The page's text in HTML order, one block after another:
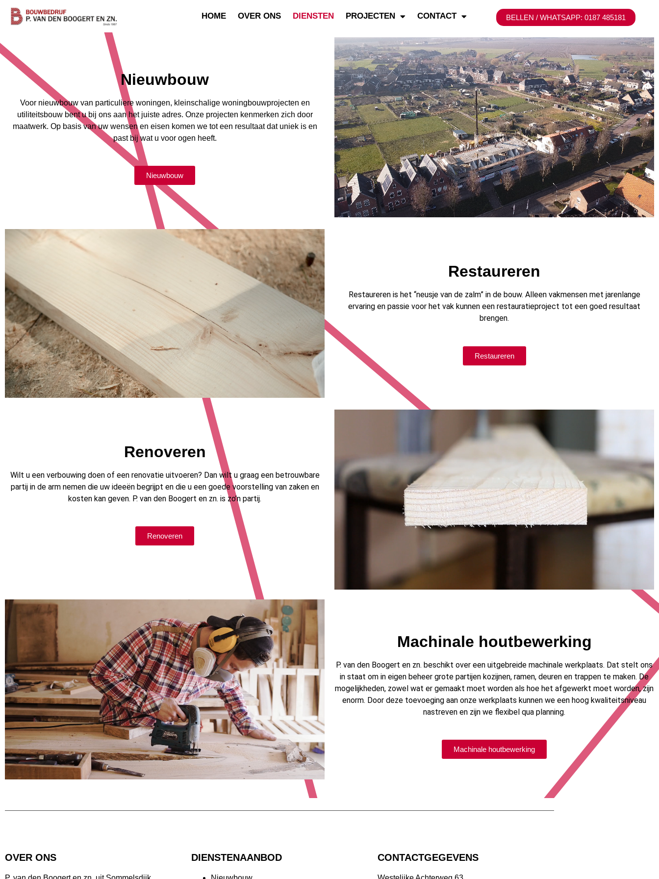
HOME OVER ONS DIENSTEN PROJECTEN CONTACT BELLEN / WHATSAPP: 0187 485181
Nieuwbouw
Voor nieuwbouw van particuliere woningen, kleinschalige woningbouwprojecten en
utiliteitsbouw bent u bij ons aan het juiste adres. Onze projecten kenmerken zich door
maatwerk. Op basis van uw wensen en eisen komen we tot een resultaat dat uniek is en
past bij wat u voor ogen heeft.
Nieuwbouw
Restaureren
Restaureren is het “neusje van de zalm” in de bouw. Alleen vakmensen met jarenlange
ervaring en passie voor het vak kunnen een restauratieproject tot een goed resultaat
brengen.
Restaureren
Renoveren
Wilt u een verbouwing doen of een renovatie uitvoeren? Dan wilt u graag een betrouwbare
partij in de arm nemen die uw ideeën begrijpt en die u een goede voorstelling van zaken en
kosten kan geven. P. van den Boogert en zn. is zo’n partij.
Renoveren
Machinale houtbewerking
P. van den Boogert en zn. beschikt over een uitgebreide machinale werkplaats. Dat stelt ons
in staat om in eigen beheer grote partijen kozijnen, ramen, deuren en trappen te maken. De
mogelijkheden, zowel wat er gemaakt moet worden als hoe het afgewerkt moet worden, zijn
enorm. Door deze toevoeging aan onze werkplaats kunnen we een hoog kwaliteitsniveau
nastreven en zijn we flexibel qua planning.
Machinale houtbewerking
OVER ONS DIENSTENAANBOD CONTACTGEGEVENS